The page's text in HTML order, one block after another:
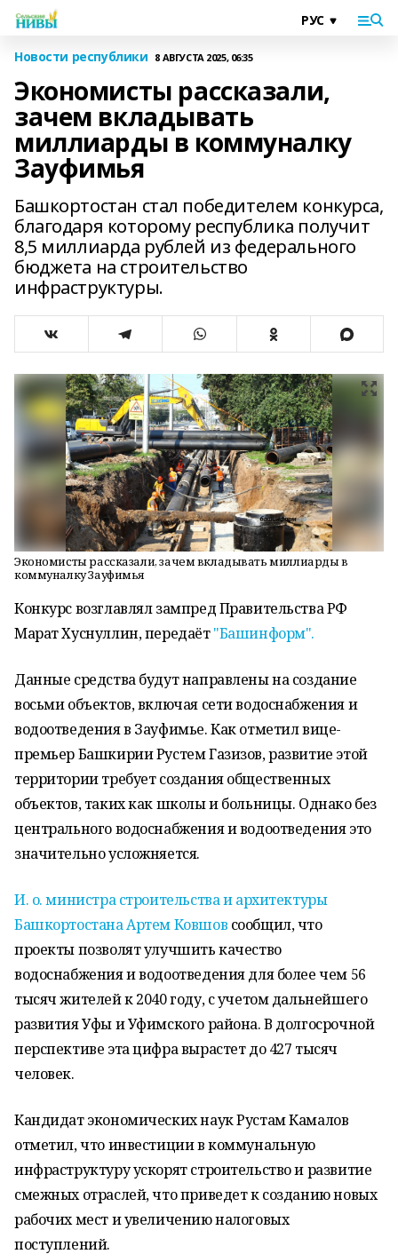
Новости республики 8 АВГУСТА 2025, 06:35
Экономисты рассказали,
зачем вкладывать
миллиарды в коммуналку
Зауфимья
Башкортостан стал победителем конкурса,
благодаря которому республика получит
8,5 миллиарда рублей из федерального
бюджета на строительство
инфраструктуры.
Экономисты рассказали, зачем вкладывать миллиарды в
коммуналку Зауфимья
Конкурс возглавлял зампред Правительства РФ
Марат Хуснуллин, передаёт"Башинформ".
Данные средства будут направлены на создание
восьми объектов, включая сети водоснабжения и
водоотведения в Зауфимье. Как отметил вице-
премьер Башкирии Рустем Газизов, развитие этой
территории требует создания общественных
объектов, таких как школы и больницы. Однако без
центрального водоснабжения и водоотведения это
значительно усложняется.
И. о. министра строительства и архитектуры
Башкортостана Артем Ковшов сообщил, что
проекты позволят улучшить качество
водоснабжения и водоотведения для более чем 56
тысяч жителей к 2040 году, с учетом дальнейшего
развития Уфы и Уфимского района. В долгосрочной
перспективе эта цифра вырастет до 427 тысяч
человек.
Кандидат экономических наук Рустам Камалов
отметил, что инвестиции в коммунальную
инфраструктуру ускорят строительство и развитие
смежных отраслей, что приведет к созданию новых
рабочих мест и увеличению налоговых
поступлений.